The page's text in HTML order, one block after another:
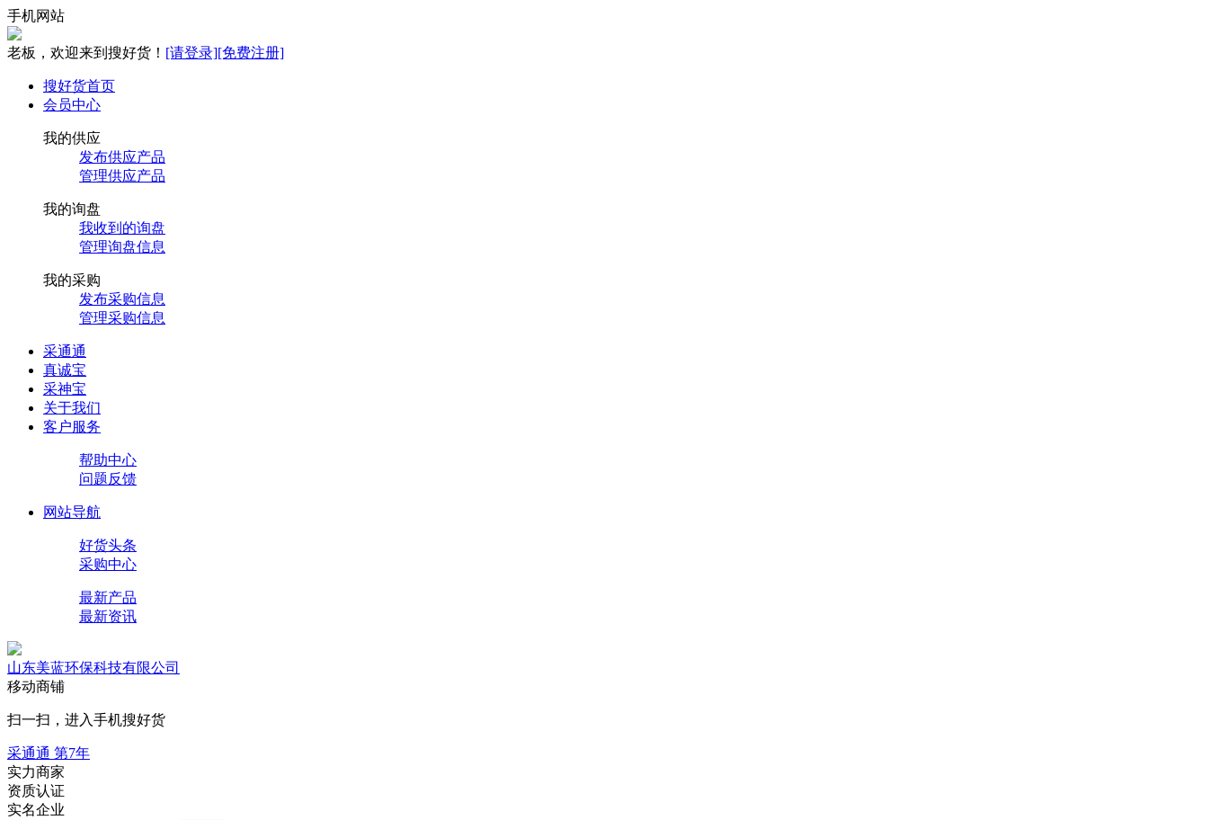
手机网站
老板，欢迎来到搜好货！ [请登录][免费注册]
搜好货首页
会员中心
我的供应
发布供应产品
管理供应产品
我的询盘
我收到的询盘
管理询盘信息
我的采购
发布采购信息
管理采购信息
采通通
真诚宝
采神宝
关于我们
客户服务
帮助中心
问题反馈
网站导航
好货头条
采购中心
最新产品
最新资讯
山东美蓝环保科技有限公司
移动商铺
扫一扫，进入手机搜好货
采通通 第7年
实力商家
资质认证
实名企业